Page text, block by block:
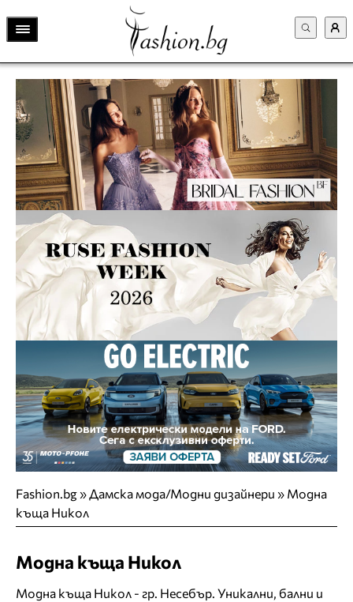
Fashion.bg»Дамска мода/Модни дизайнери » Модна
къща Никол
Модна къща Никол
Модна къща Никол - гр. Несебър. Уникални, бални и